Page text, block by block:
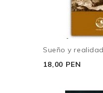
Sueño y
18,00 PEN